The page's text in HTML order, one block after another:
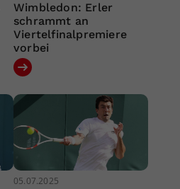
Wimbledon: Erler
schrammt an
Viertelfinalpremiere
vorbei
05.07.2025